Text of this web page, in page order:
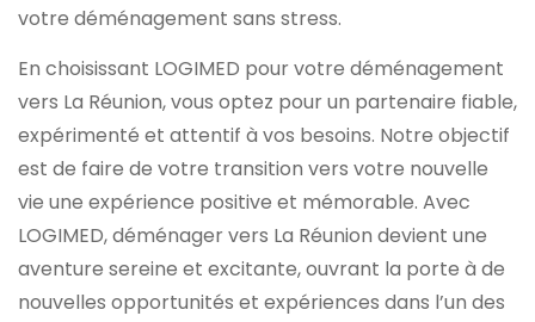
votre déménagement sans stress.
En choisissant LOGIMED pour votre déménagement
vers La Réunion, vous optez pour un partenaire fiable,
expérimenté et attentif à vos besoins. Notre objectif
est de faire de votre transition vers votre nouvelle
vie une expérience positive et mémorable. Avec
LOGIMED, déménager vers La Réunion devient une
aventure sereine et excitante, ouvrant la porte à de
nouvelles opportunités et expériences dans l’un des